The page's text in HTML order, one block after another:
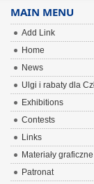
MAIN MENU
Add Link
Home
News
Ulgi i rabaty dla
Exhibitions
Contests
Links
Materiały graficzne
Patronat